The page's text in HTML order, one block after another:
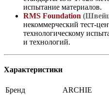
испытание материалов.
RMS Foundation
некоммерческий тест-
технологическому
и технологий.
Характеристики
Бренд
ARCHIE